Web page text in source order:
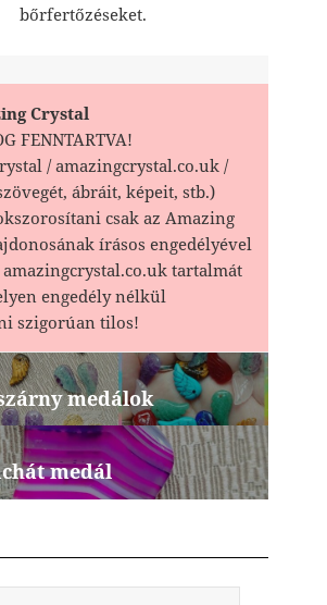
bőrfertőzéseket.
Crystal
FENNTARTVA!
/ amazingcrystal.co.uk /
ábráit, képeit, stb.)
csak az Amazing
írásos engedélyével
amazingcrystal.co.uk tartalmát
engedély nélkül
szigorúan tilos!
medálok
medál